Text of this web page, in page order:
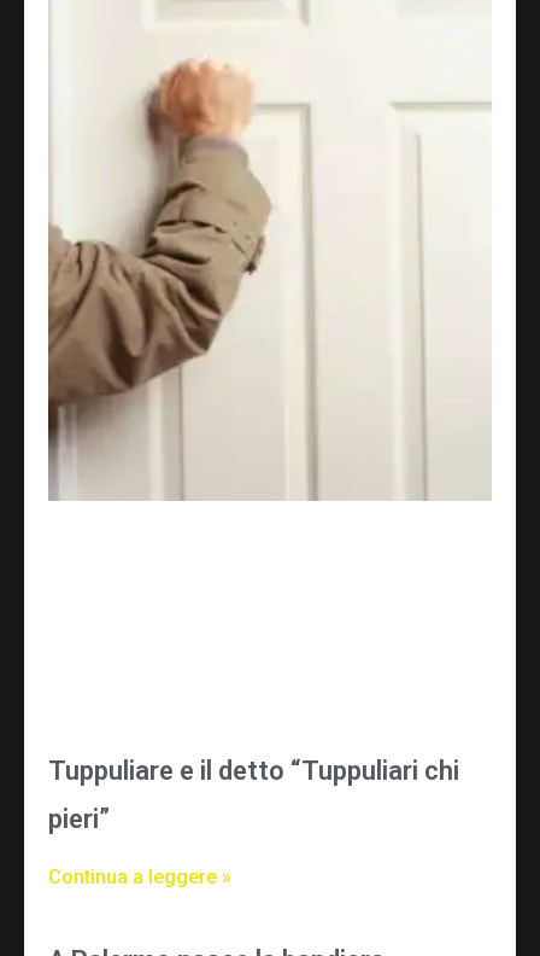
Tuppuliare e il detto “Tuppuliari chi
pieri”
Continua a leggere »